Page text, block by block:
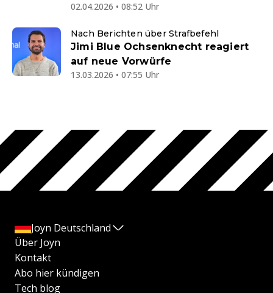
02.04.2026 • 08:52 Uhr
Nach Berichten über Strafbefehl
Jimi Blue Ochsenknecht reagiert
auf neue Vorwürfe
13.03.2026 • 07:55 Uhr
Joyn Deutschland
Über Joyn
Kontakt
Abo hier kündigen
Tech blog